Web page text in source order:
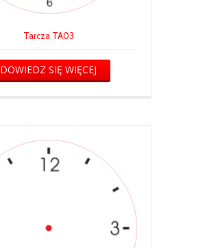
Tarcza TA03
DOWIEDZ SIĘ WIĘCEJ